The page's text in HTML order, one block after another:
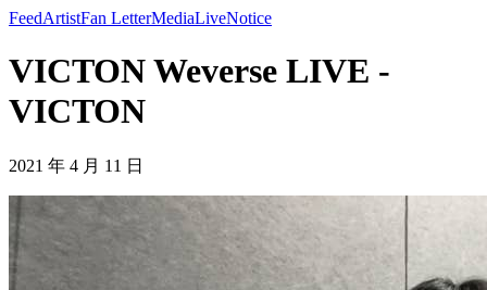
FeedArtistFan LetterMediaLiveNotice
VICTON Weverse LIVE -
VICTON
2021 年 4 月 11 日